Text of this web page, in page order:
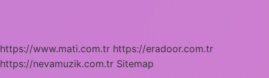
https://www.mati.com.tr https://eradoor.com.tr
https://nevamuzik.com.tr Sitemap